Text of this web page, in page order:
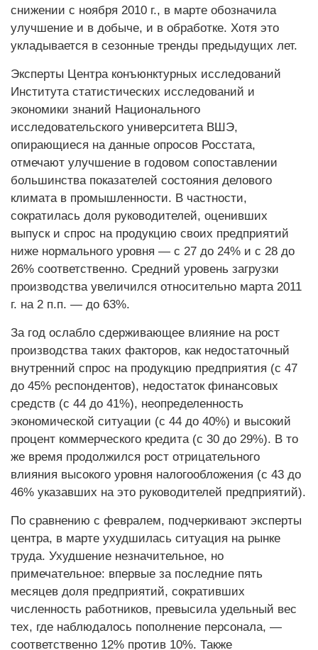
снижении с ноября 2010 г., в марте обозначила
улучшение и в добыче, и в обработке. Хотя это
укладывается в сезонные тренды предыдущих лет.
Эксперты Центра конъюнктурных исследований
Института статистических исследований и
экономики знаний Национального
исследовательского университета ВШЭ,
опирающиеся на данные опросов Росстата,
отмечают улучшение в годовом сопоставлении
большинства показателей состояния делового
климата в промышленности. В частности,
сократилась доля руководителей, оценивших
выпуск и спрос на продукцию своих предприятий
ниже нормального уровня — с 27 до 24% и с 28 до
26% соответственно. Средний уровень загрузки
производства увеличился относительно марта 2011
г. на 2 п.п. — до 63%.
За год ослабло сдерживающее влияние на рост
производства таких факторов, как недостаточный
внутренний спрос на продукцию предприятия (с 47
до 45% респондентов), недостаток финансовых
средств (с 44 до 41%), неопределенность
экономической ситуации (с 44 до 40%) и высокий
процент коммерческого кредита (с 30 до 29%). В то
же время продолжился рост отрицательного
влияния высокого уровня налогообложения (с 43 до
46% указавших на это руководителей предприятий).
По сравнению с февралем, подчеркивают эксперты
центра, в марте ухудшилась ситуация на рынке
труда. Ухудшение незначительное, но
примечательное: впервые за последние пять
месяцев доля предприятий, сокративших
численность работников, превысила удельный вес
тех, где наблюдалось пополнение персонала, —
соответственно 12% против 10%. Также